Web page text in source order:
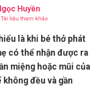
Huyền
Tài liệu tham khảo
là khi bé thở phát
có thể nhận được ra
miệng hoặc mũi của
đều và gần